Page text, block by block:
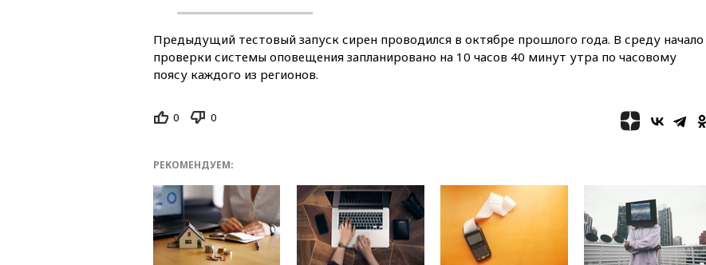
09:16 Трамп сообщил об
огромном запасе боеприпасов
прощаются с молодыми
россиянами, жестоко убитыми
Таджикистан и
SpaceX/Starlink расширяют
сотрудничество в сфере
Предыдущий тестовый запуск сирен проводился в октябре прошлого года. В среду начало
проверки системы оповещения запланировано на 10 часов 40 минут утра по часовому
поясу каждого из регионов.
0 0
РЕКОМЕНДУЕМ: